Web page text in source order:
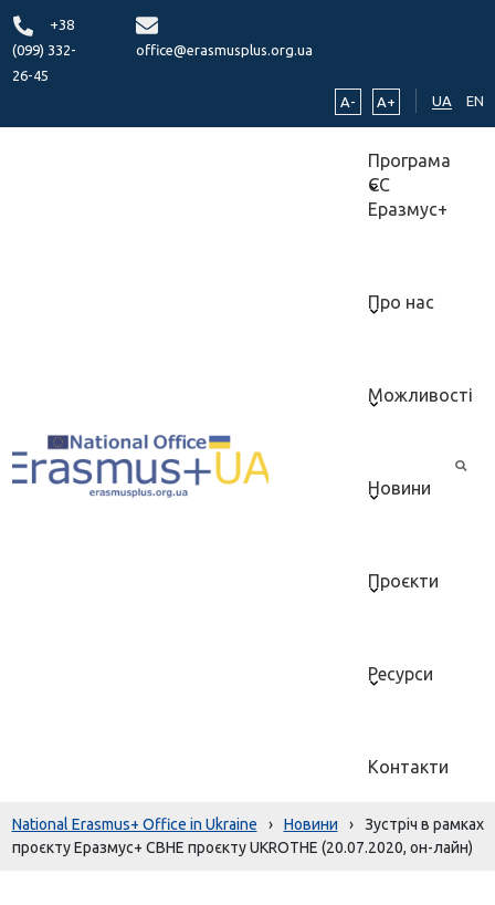
+38
(099) 332-
26-45
office@erasmusplus.org.ua
A- A+ UA EN
Програма
ЄС
Еразмус+
Про нас
Можливості
Новини
Проєкти
Ресурси
Контакти
National Erasmus+ Office in Ukraine › Новини ›
Зустріч в рамках
проєкту Еразмус+ CBHE проєкту UKROTHE (20.07.2020, он-лайн)